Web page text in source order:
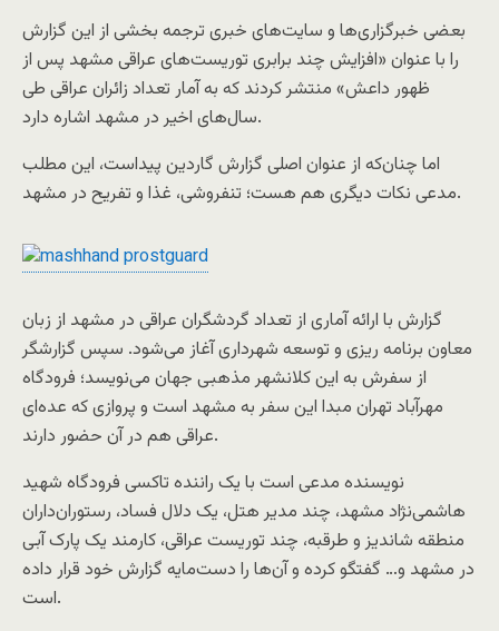
بعضی خبرگزاری‌ها و سایت‌های خبری ترجمه بخشی از این گزارش
را با عنوان «افزایش چند برابری توریست‌های عراقی مشهد پس از
ظهور داعش» منتشر کردند که به آمار تعداد زائران عراقی طی
سال‌های اخیر در مشهد اشاره دارد.
اما چنان‌که از عنوان اصلی گزارش گاردین پیداست، این مطلب
مدعی نکات دیگری هم هست؛ تنفروشی، غذا و تفریح در مشهد.
گزارش با ارائه آماری از تعداد گردشگران عراقی در مشهد از زبان
معاون برنامه ریزی و توسعه شهرداری آغاز می‌شود. سپس گزارشگر
از سفرش به این کلانشهر مذهبی جهان می‌نویسد؛ فرودگاه
مهرآباد تهران مبدا این سفر به مشهد است و پروازی که عده‌ای
عراقی هم در آن حضور دارند.
نویسنده مدعی است با یک راننده تاکسی فرودگاه شهید
هاشمی‌نژاد مشهد، چند مدیر هتل، یک دلال فساد، رستوران‌داران
منطقه شاندیز و طرقبه، چند توریست عراقی، کارمند یک پارک آبی
در مشهد و… گفتگو کرده و آن‌ها را دست‌مایه گزارش خود قرار داده
است.